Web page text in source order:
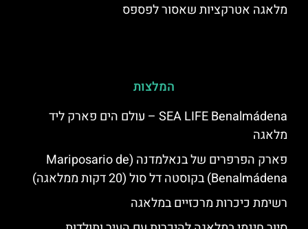
מלאגה אטרקציות שאסור לפספס
המלצות
SEA LIFE Benalmádena – עולם הים פארק ליד
מלאגה
פארק הפרפרים של בנאלמדנה (Mariposario de
Benalmádena) בקוסטה דל סול (20 דקות ממלאגה)
רשימת כיכרות מרכזיים במלאגה